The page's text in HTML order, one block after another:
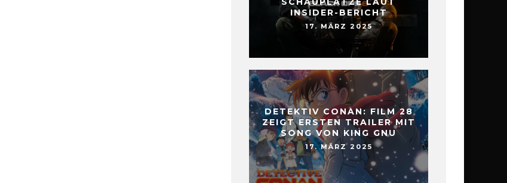
INSIDER-BERICHT
17. MÄRZ 2025
DETEKTIV CONAN: FILM 28
ZEIGT ERSTEN TRAILER MIT
SONG VON KING GNU
17. MÄRZ 2025